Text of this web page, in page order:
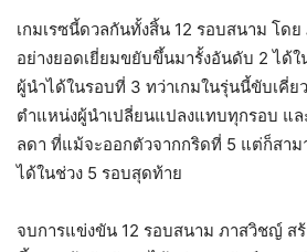
เกมเรซนี้ดวลกันทั้งสิ้น 12 รอบสนาม โด
อย่างยอดเยี่ยมขยับขึ้นมารั้งอันดับ 2 ได้
ผู้นำได้ในรอบที่ 3 ทว่าเกมในรุ่นนี้ขับเคี่ย
ตำแหน่งผู้นำเปลี่ยนแปลงแทบทุกรอบ แ
ลดา ที่แม้จะออกตัวจากกริดที่ 5 แต่ก็สาม
ได้ในช่วง 5 รอบสุดท้าย
จบการแข่งขัน 12 รอบสนาม ภาสวิชญ์ ส